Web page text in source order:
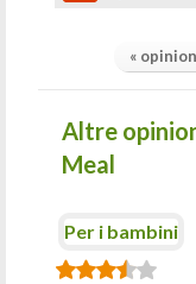
«
Altre
Meal
Per i bambini